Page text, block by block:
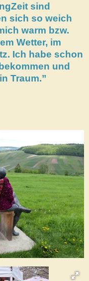
sind
sich so weich
warm bzw.
Wetter, im
Ich habe schon
und
Traum.”